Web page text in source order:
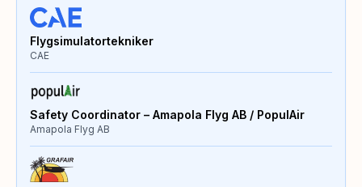
Flygsimulatortekniker
CAE
Safety Coordinator – Amapola Flyg AB / PopulAir
Amapola Flyg AB